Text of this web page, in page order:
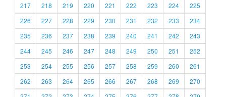
217
218 219 220 221 222 223 224
225
226
227 228 229 230 231 232 233
234
235
236 237 238 239 240 241 242
243
244
245 246 247 248 249 250 251
252
253
254 255 256 257 258 259 260
261
262
263 264 265 266 267 268 269
270